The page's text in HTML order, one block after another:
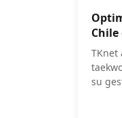
Chile
TKnet
su